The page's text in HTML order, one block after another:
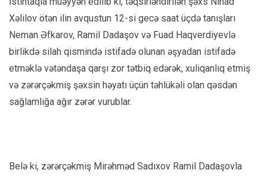
Xəlilov ötən ilin avqustun 12-si gecə saat üçdə tanışları
Neman Əfkarov, Ramil Dadaşov və Fuad Haqverdiyevlə
birlikdə silah qismində istifadə olunan əşyadan istifadə
etməklə vətəndaşa qarşı zor tətbiq edərək, xuliqanlıq etmiş
və zərərçəkmiş şəxsin həyatı üçün təhlükəli olan qəsdən
sağlamlığa ağır zərər vurublar.
Belə ki, zərərçəkmiş Mirəhməd Sadıxov Ramil Dadaşovla